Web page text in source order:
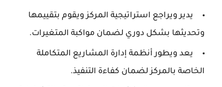
يدير ويراجع استراتيجية المركز ويقوم بتقييمها
وتحديثها بشكل دوري لضمان مواكبة المتغيرات.
يعد ويطور أنظمة إدارة المشاريع المتكاملة
الخاصة بالمركز لضمان كفاءة التنفيذ.